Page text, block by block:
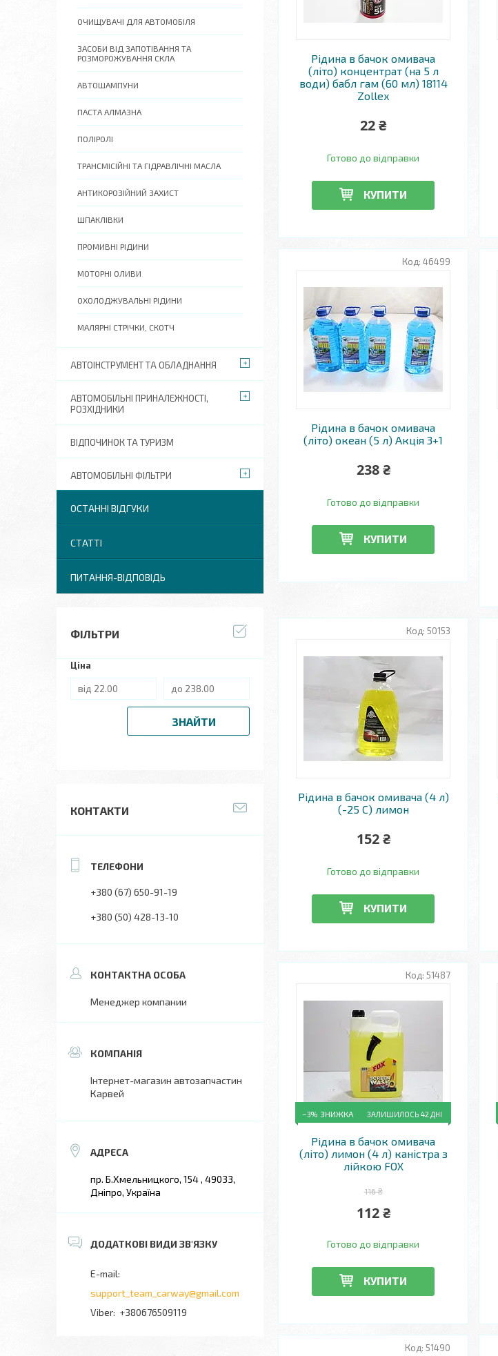
Рідина в бачок омивача
(літо) концентрат (на 5 л
води) бабл гам (60 мл) 18114
Zollex
22 ₴
Готово до відправки
КУПИТИ
46499
Рідина в бачок омивача
(літо) океан (5 л) Акція 3+1
238 ₴
Готово до відправки
КУПИТИ
50153
Рідина в бачок омивача (4 л)
(-25 С) лимон
152 ₴
Готово до відправки
КУПИТИ
51487
–3% ЗАЛИШИЛОСЬ 42 ДНІ
Рідина в бачок омивача
(літо) лимон (4 л) каністра з
лійкою FOX
116 ₴
112 ₴
Готово до відправки
КУПИТИ
51490
ОЧИЩУВАЧІ ДЛЯ АВТОМОБІЛЯ
ЗАСОБИ ВІД ЗАПОТІВАННЯ ТА
РОЗМОРОЖУВАННЯ СКЛА
АВТОШАМПУНИ
ПАСТА АЛМАЗНА
ПОЛІРОЛІ
ТРАНСМІСІЙНІ ТА ГІДРАВЛІЧНІ МАСЛА
АНТИКОРОЗІЙНИЙ ЗАХИСТ
ШПАКЛІВКИ
ПРОМИВНІ РІДИНИ
МОТОРНІ ОЛИВИ
ОХОЛОДЖУВАЛЬНІ РІДИНИ
МАЛЯРНІ СТРІЧКИ, СКОТЧ
АВТОІНСТРУМЕНТ ТА ОБЛАДНАННЯ
АВТОМОБІЛЬНІ ПРИНАЛЕЖНОСТІ,
РОЗХІДНИКИ
ВІДПОЧИНОК ТА ТУРИЗМ
АВТОМОБІЛЬНІ ФІЛЬТРИ
ОСТАННІ ВІДГУКИ
СТАТТІ
ПИТАННЯ-ВІДПОВІДЬ
ФІЛЬТРИ
Ціна
ЗНАЙТИ
КОНТАКТИ
+380 (67) 650-91-19
+380 (50) 428-13-10
Менеджер компании
Інтернет-магазин автозапчастин
Карвей
пр. Б.Хмельницкого, 154 , 49033,
Дніпро, Україна
support_team_carway@gmail.com
+380676509119